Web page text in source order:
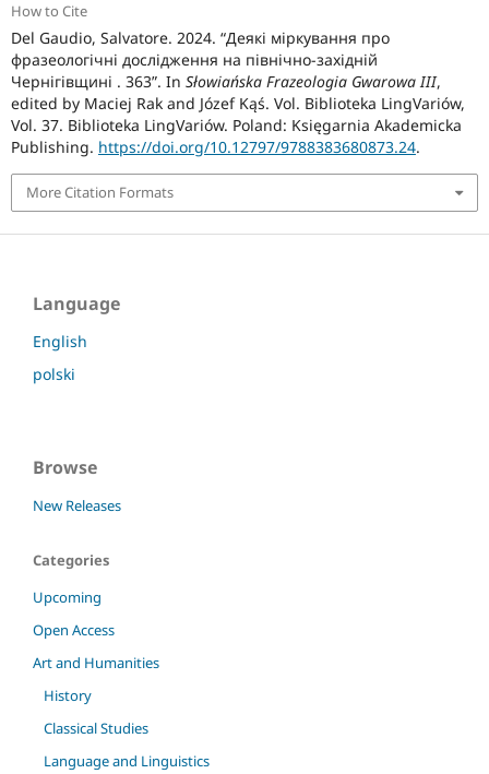
How to Cite
Del Gaudio, Salvatore. 2024. “Деякі міркування про
фразеологічні дослідження на північно-західній
Чернігівщині . 363”. In Słowiańska Frazeologia Gwarowa III,
edited by Maciej Rak and Józef Kąś. Vol. Biblioteka LingVariów,
Vol. 37. Biblioteka LingVariów. Poland: Księgarnia Akademicka
Publishing. https://doi.org/10.12797/9788383680873.24.
More Citation Formats
Language
English
polski
Browse
New Releases
Categories
Upcoming
Open Access
Art and Humanities
History
Classical Studies
Language and Linguistics